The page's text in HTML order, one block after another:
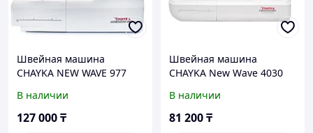
Швейная машина
CHAYKA NEW WAVE 977
В наличии
127 000₸
Швейная машина
CHAYKA New Wave 4030
В наличии
81 200₸